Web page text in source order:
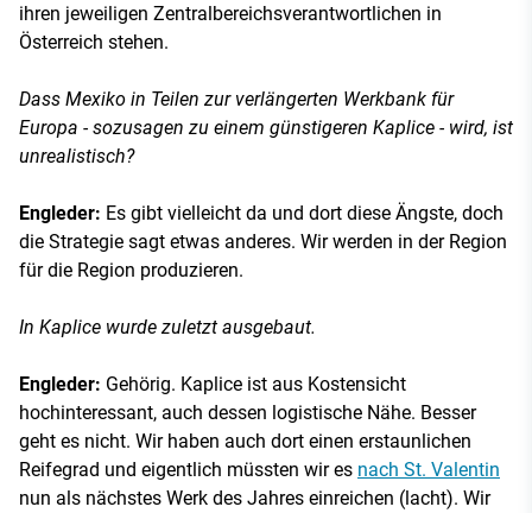
ihren jeweiligen Zentralbereichsverantwortlichen in
Österreich stehen.
Dass Mexiko in Teilen zur verlängerten Werkbank für
Europa - sozusagen zu einem günstigeren Kaplice - wird, ist
unrealistisch?
Engleder: Es gibt vielleicht da und dort diese Ängste, doch
die Strategie sagt etwas anderes. Wir werden in der Region
für die Region produzieren.
In Kaplice wurde zuletzt ausgebaut.
Engleder: Gehörig. Kaplice ist aus Kostensicht
hochinteressant, auch dessen logistische Nähe. Besser
geht es nicht. Wir haben auch dort einen erstaunlichen
Reifegrad und eigentlich müssten wir es nach St. Valentin
nun als nächstes Werk des Jahres einreichen (lacht). Wir